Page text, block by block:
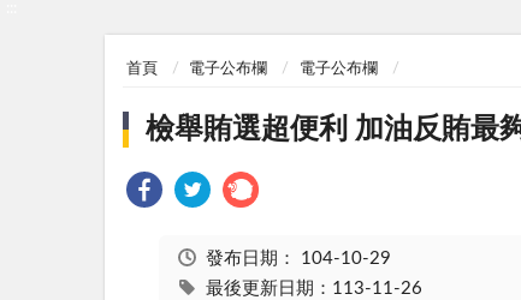
首頁 電子公布欄 電子公布欄
檢舉賄選超便利 加油反賄最
發布日期： 104-10-29
最後更新日期：113-11-26